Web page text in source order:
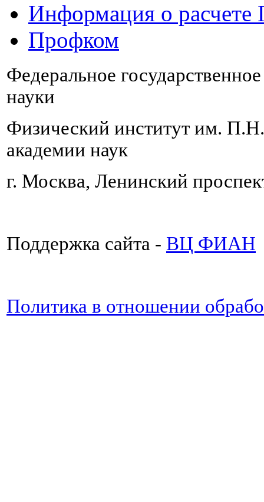
Информация о
Профком
Федеральное
науки
Физический институт им.
академии наук
г. Москва, Ленинский
Поддержка сайта - ВЦ ФИАН
Политика в отношении